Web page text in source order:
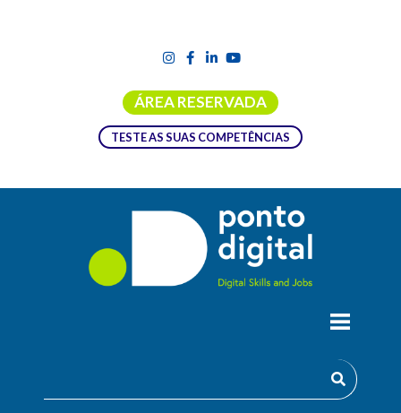
ÁREA RESERVADA
TESTE AS SUAS COMPETÊNCIAS